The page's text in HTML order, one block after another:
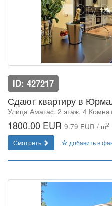
ID: 427217
Сдают квартиру в
Улица Аматаc, 2 этаж, 4
1800.00 EUR 9.79 EUR / m2
Смотреть добавить в